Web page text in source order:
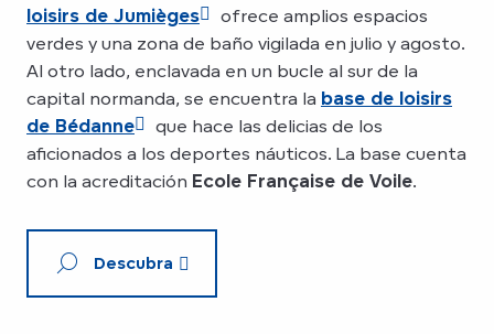
loisirs de Jumièges
ofrece amplios espacios
verdes y una zona de baño vigilada en julio y agosto.
Al otro lado, enclavada en un bucle al sur de la
capital normanda, se encuentra la base de loisirs
de Bédanne
que hace las delicias de los
aficionados a los deportes náuticos. La base cuenta
con la acreditación Ecole Française de Voile.
Descubra